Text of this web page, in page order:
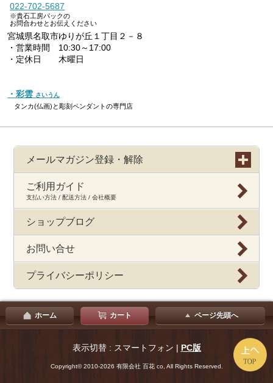
022-702-5687
※貴石工房パックの
お問合わせとお伝えください
宮城県名取市ゆりが丘１丁目２－８
・営業時間 10:30～17:00
・定休日 木曜日
・彩雲 さいうん
タンカ(仏画)と彫刻ペンダントの専門店
メールマガジン登録・解除
ご利用ガイド
支払い方法 / 配送方法 / 会社概要
ショップブログ
お問い合せ
プライバシーポリシー
ホーム カート ページ先頭へ
表示切替 : スマートフォン | PC版
Copyright© 2010-2026 有限会社 百花 co, All Rights Reserved.